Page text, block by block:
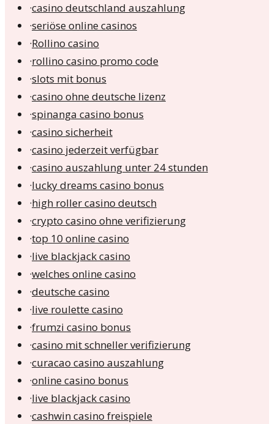
·casino deutschland auszahlung
·seriöse online casinos
·Rollino casino
·rollino casino promo code
·slots mit bonus
·casino ohne deutsche lizenz
·spinanga casino bonus
·casino sicherheit
·casino jederzeit verfügbar
·casino auszahlung unter 24 stunden
·lucky dreams casino bonus
·high roller casino deutsch
·crypto casino ohne verifizierung
·top 10 online casino
·live blackjack casino
·welches online casino
·deutsche casino
·live roulette casino
·frumzi casino bonus
·casino mit schneller verifizierung
·curacao casino auszahlung
·online casino bonus
·live blackjack casino
·cashwin casino freispiele